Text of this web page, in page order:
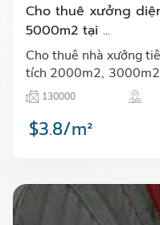
Cho thuê xưởng
5000m2 tại ...
Cho thuê nhà xưởng
tích 2000m2,
máy SAMSUNG Thái
Yên Bình, Thái Ngu…
130000
$3.8/m²